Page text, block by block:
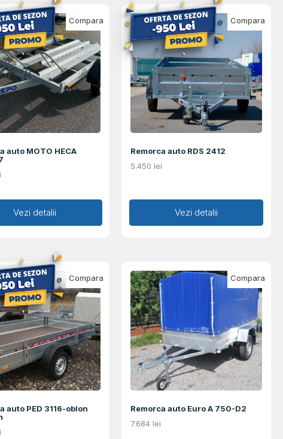
auto MOTO HECA
Adaugă în coș
Vezi detalii
Compara
Remorca auto RDS 2412
5.450 lei
Adaugă în coș
Vezi detalii
Compara
auto PED 3116-oblon
Compara
Remorca auto Euro A 750-D2
7.684 lei
Compara